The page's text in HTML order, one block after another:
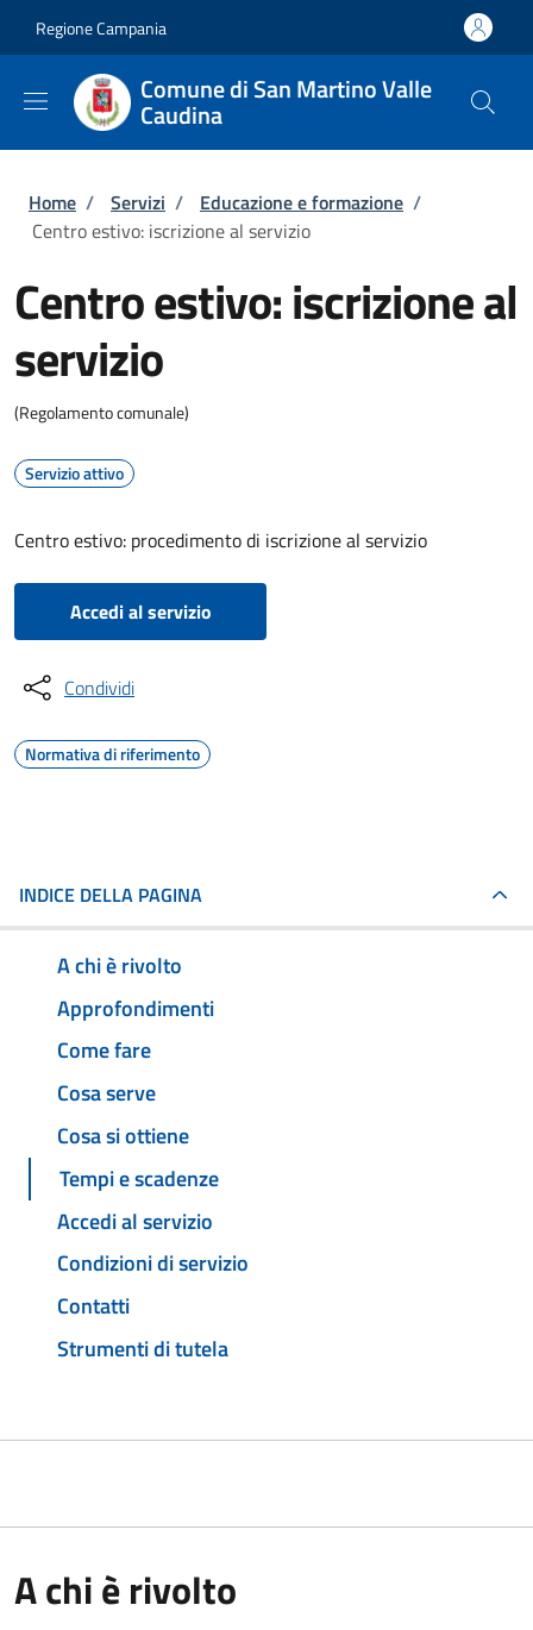
Regione Campania
Comune di San Martino Valle
Caudina
Briciole di pane
Home / Servizi / Educazione e formazione /
Centro estivo: iscrizione al servizio
Centro estivo: iscrizione al
servizio
(Regolamento comunale)
Servizio attivo
Centro estivo: procedimento di iscrizione al servizio
Accedi al servizio
Condividi
Normativa di riferimento
INDICE DELLA PAGINA
A chi è rivolto
Approfondimenti
Come fare
Cosa serve
Cosa si ottiene
Tempi e scadenze
Accedi al servizio
Condizioni di servizio
Contatti
Strumenti di tutela
A chi è rivolto